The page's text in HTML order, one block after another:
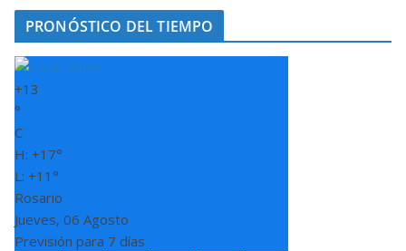
PRONÓSTICO DEL TIEMPO
+13
°
C
H: +17°
L: +11°
Rosario
Jueves, 06 Agosto
Previsión para 7 días